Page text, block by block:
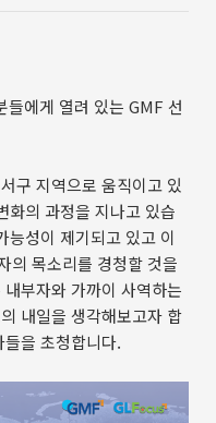
들에게 열려 있는 GMF 선
구 지역으로 움직이고 있
화의 과정을 지나고 있습
능성이 제기되고 있고 이
의 목소리를 경청할 것을
부자와 가까이 사역하는
내일을 생각해보고자 합
을 초청합니다.